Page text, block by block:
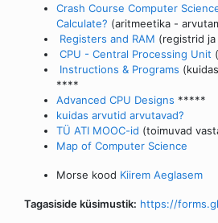
Crash Course Computer
Calculate? (aritmeetika -
Registers and RAM (registrid
CPU - Central Processing Unit
Instructions & Programs
****
Advanced CPU Designs *****
kuidas arvutid arvutavad?
TÜ ATI MOOC-id (toimuvad
Map of Computer Science
Morse kood Kiirem Aeglasem
Tagasiside küsimustik: https://